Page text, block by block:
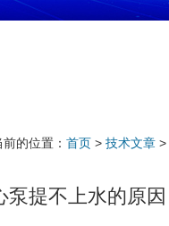
的位置： 首页 > 技术文章 >
泵提不上水的原因